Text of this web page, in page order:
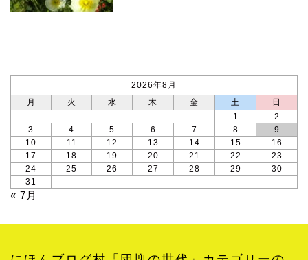
2026年8月
月
火 水 木 金 土
日
1
2
3
4 5 6 7 8
9
10
11 12 13 14 15
16
17
18 19 20 21 22
23
24
25 26 27 28 29
30
31
« 7月